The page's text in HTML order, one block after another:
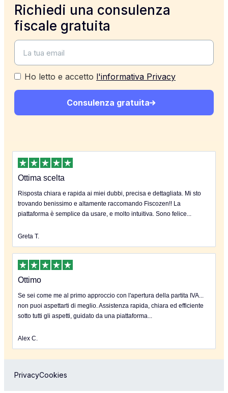
Richiedi una consulenza
fiscale gratuita
Ho letto e accetto l'informativa Privacy
Consulenza gratuita
Ottima scelta
Risposta chiara e rapida ai miei dubbi, precisa e dettagliata. Mi sto
trovando benissimo e altamente raccomando Fiscozen!! La
piattaforma è semplice da usare, e molto intuitiva. Sono felice...
Greta T.
Ottimo
Se sei come me al primo approccio con l'apertura della partita IVA...
non puoi aspettarti di meglio. Assistenza rapida, chiara ed efficiente
sotto tutti gli aspetti, guidato da una piattaforma...
Alex C.
PrivacyCookies